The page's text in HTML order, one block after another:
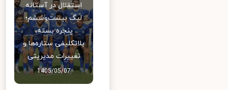
استقلال در آستانه
لیگ بیست‌وششم؛
پنجره بسته،
بلاتکلیفی ستاره‌ها و
تغییرات مدیریتی
1405/05/07